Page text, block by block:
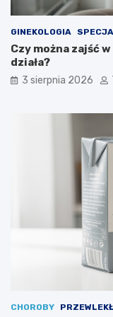
GINEKOLOGIA
Czy można zajść
działa?
3 sierpnia 2026
CHOROBY